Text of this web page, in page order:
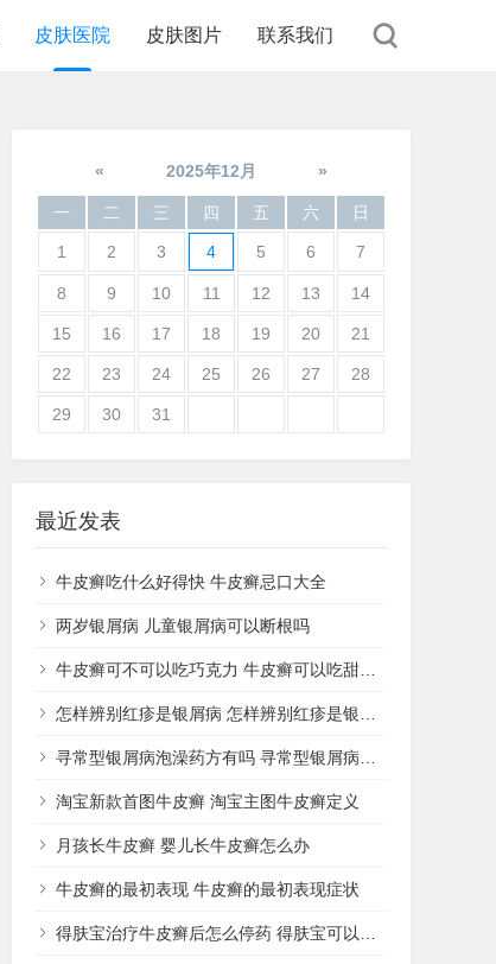
皮肤医院 皮肤图片 联系我们
« 2025年12月 »
一 二 三 四 五 六 日
1 2 3 4 5 6 7
8 9 10 11 12 13 14
15 16 17 18 19 20 21
22 23 24 25 26 27 28
29 30 31
最近发表
牛皮癣吃什么好得快 牛皮癣忌口大全
两岁银屑病 儿童银屑病可以断根吗
牛皮癣可不可以吃巧克力 牛皮癣可以吃甜品吗
怎样辨别红疹是银屑病 怎样辨别红疹是银屑病还是湿疹
寻常型银屑病泡澡药方有吗 寻常型银屑病用什么药洗
淘宝新款首图牛皮癣 淘宝主图牛皮癣定义
月孩长牛皮癣 婴儿长牛皮癣怎么办
牛皮癣的最初表现 牛皮癣的最初表现症状
得肤宝治疗牛皮癣后怎么停药 得肤宝可以治疗湿疹吗